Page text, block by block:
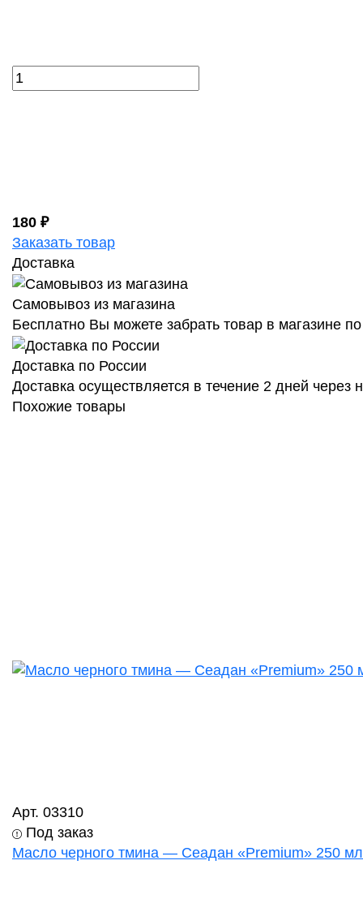
180 ₽
Заказать товар
Доставка
Самовывоз из магазина
Бесплатно Вы можете забрать товар в магазине
Доставка по России
Доставка осуществляется в течение 2 дней
Похожие товары
Арт. 03310
Под заказ
Масло черного тмина — Сеадан «Premium» 250 мл